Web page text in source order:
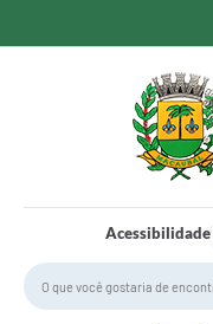
Acessibilidade